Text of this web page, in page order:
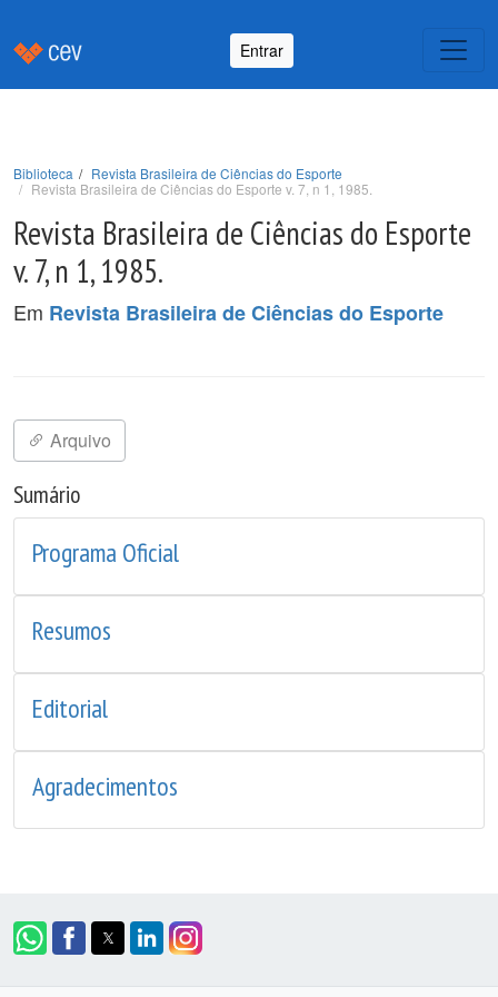
Entrar
Biblioteca
Revista Brasileira de Ciências do Esporte
Revista Brasileira de Ciências do Esporte v. 7, n 1, 1985.
Revista Brasileira de Ciências do Esporte
v. 7, n 1, 1985.
Em Revista Brasileira de Ciências do Esporte
Arquivo
Sumário
Programa Oficial
Resumos
Editorial
Agradecimentos